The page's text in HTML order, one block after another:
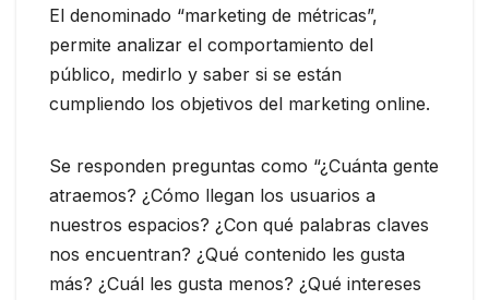
El denominado “marketing de métricas”,
permite analizar el comportamiento del
público, medirlo y saber si se están
cumpliendo los objetivos del marketing online.
Se responden preguntas como “¿Cuánta gente
atraemos? ¿Cómo llegan los usuarios a
nuestros espacios? ¿Con qué palabras claves
nos encuentran? ¿Qué contenido les gusta
más? ¿Cuál les gusta menos? ¿Qué intereses